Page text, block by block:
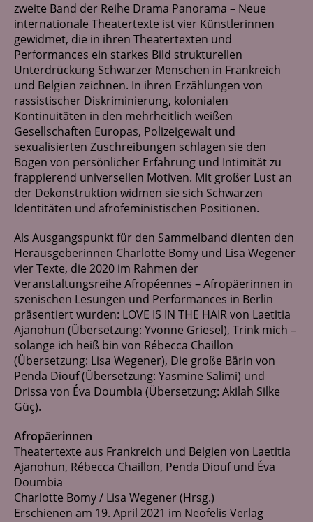
zweite Band der Reihe Drama Panorama – Neue
internationale Theatertexte ist vier Künstlerinnen
gewidmet, die in ihren Theatertexten und
Performances ein starkes Bild strukturellen
Unterdrückung Schwarzer Menschen in Frankreich
und Belgien zeichnen. In ihren Erzählungen von
rassistischer Diskriminierung, kolonialen
Kontinuitäten in den mehrheitlich weißen
Gesellschaften Europas, Polizeigewalt und
sexualisierten Zuschreibungen schlagen sie den
Bogen von persönlicher Erfahrung und Intimität zu
frappierend universellen Motiven. Mit großer Lust an
der Dekonstruktion widmen sie sich Schwarzen
Identitäten und afrofeministischen Positionen.
Als Ausgangspunkt für den Sammelband dienten den
Herausgeberinnen Charlotte Bomy und Lisa Wegener
vier Texte, die 2020 im Rahmen der
Veranstaltungsreihe Afropéennes – Afropäerinnen in
szenischen Lesungen und Performances in Berlin
präsentiert wurden: LOVE IS IN THE HAIR von Laetitia
Ajanohun (Übersetzung: Yvonne Griesel), Trink mich –
solange ich heiß bin von Rébecca Chaillon
(Übersetzung: Lisa Wegener), Die große Bärin von
Penda Diouf (Übersetzung: Yasmine Salimi) und
Drissa von Éva Doumbia (Übersetzung: Akilah Silke
Güç).
Afropäerinnen
Theatertexte aus Frankreich und Belgien von Laetitia
Ajanohun, Rébecca Chaillon, Penda Diouf und Éva
Doumbia
Charlotte Bomy / Lisa Wegener (Hrsg.)
Erschienen am 19. April 2021 im Neofelis Verlag